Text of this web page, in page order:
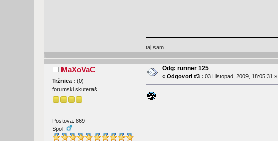
taj sam
MaXoVaC
Tržnica :(0)
forumski skuteraš
Postova: 869
Spol:
Odg: runner 125
«Odgovori #3 : 03 Listopad, 2009, 18:05:31 »